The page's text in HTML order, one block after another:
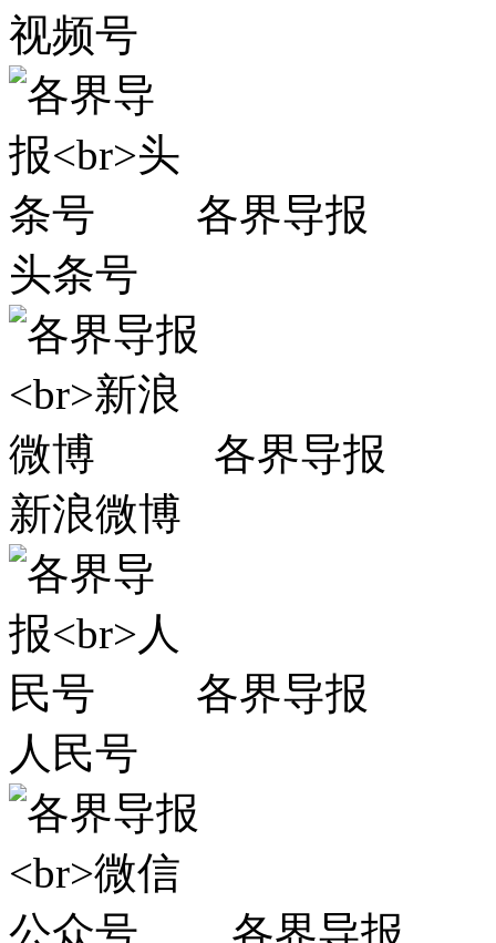
视频号
各界导报
头条号
各界导报
新浪微博
各界导报
人民号
各界导报